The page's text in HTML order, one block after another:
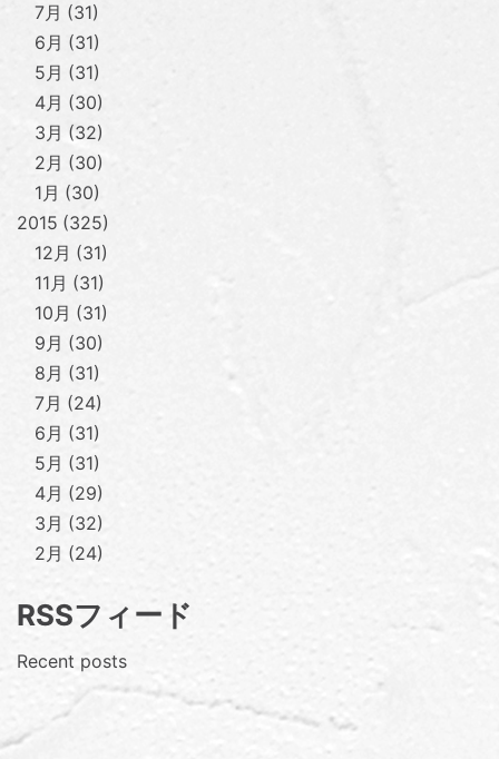
7月
31
6月
31
5月
31
4月
30
3月
32
2月
30
1月
30
2015 325
12月
31
11月
31
10月
31
9月
30
8月
31
7月
24
6月
31
5月
31
4月
29
3月
32
2月
24
RSSフィード
Recent posts